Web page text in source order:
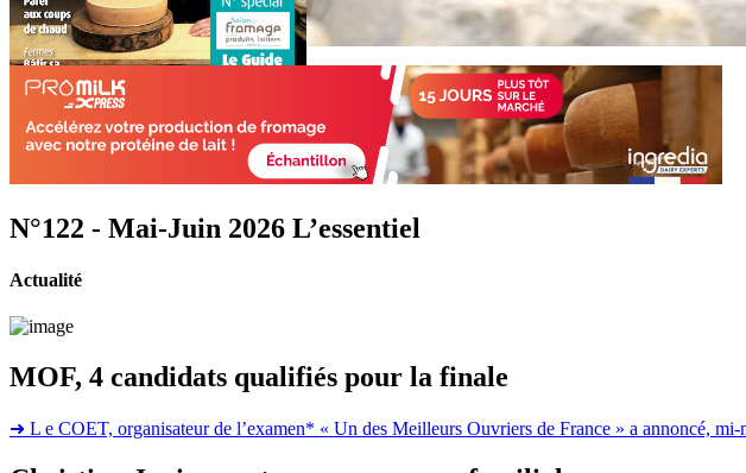
N°122 - Mai-Juin 2026 L’essentiel
Actualité
MOF, 4 candidats qualifiés pour la finale
➜ L e COET, organisateur de l’examen* « Un des Meilleurs Ouvriers de France » a annoncé,